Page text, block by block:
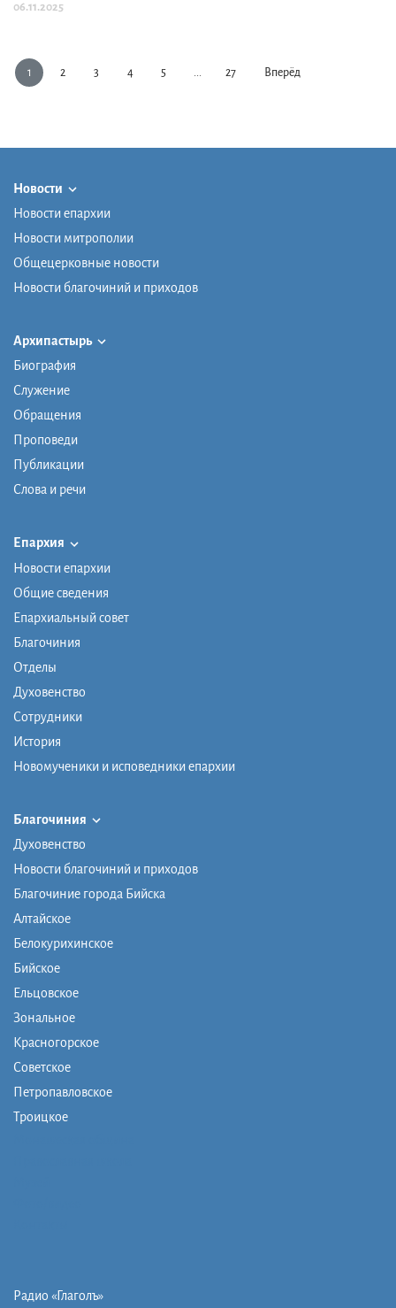
06.11.2025
1 2 3 4 5 ... 27 Вперёд
Новости
Новости епархии
Новости митрополии
Общецерковные новости
Новости благочиний и приходов
Архипастырь
Биография
Служение
Обращения
Проповеди
Публикации
Слова и речи
Епархия
Новости епархии
Общие сведения
Епархиальный совет
Благочиния
Отделы
Духовенство
Сотрудники
История
Новомученики и исповедники епархии
Благочиния
Духовенство
Новости благочиний и приходов
Благочиние города Бийска
Алтайское
Белокурихинское
Бийское
Ельцовское
Зональное
Красногорское
Советское
Петропавловское
Троицкое
Радио «Глаголъ»